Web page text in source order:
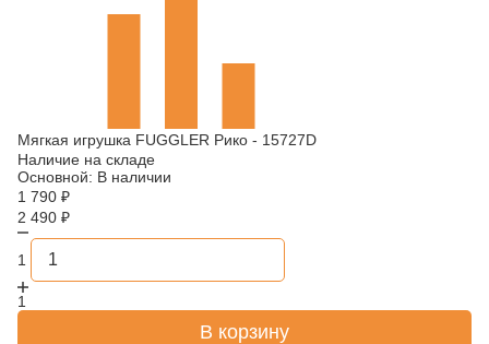
Мягкая игрушка FUGGLER Рико - 15727D
Наличие на складе
Основной: В наличии
1 790 ₽
2 490 ₽
1
1
В корзину